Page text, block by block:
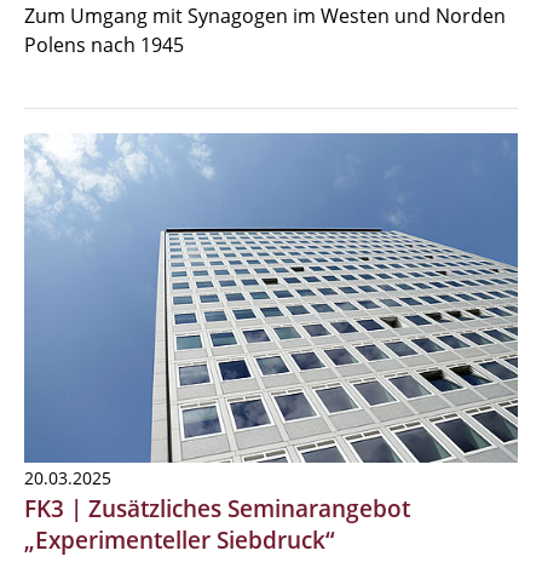
Zum Umgang mit Synagogen im Westen und Norden
Polens nach 1945
20.03.2025
FK3 | Zusätzliches Seminarangebot
„Experimenteller Siebdruck“